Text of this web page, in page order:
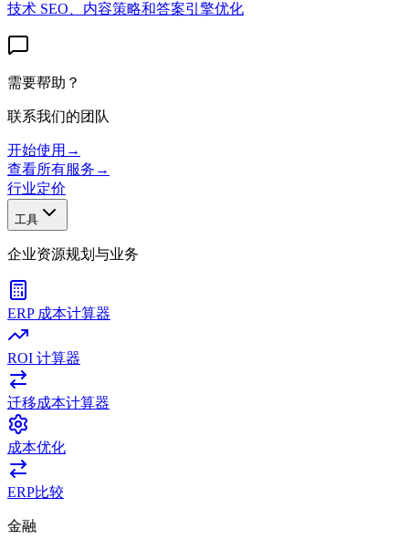
技术 SEO、内容策略和答案引擎优化
需要帮助？
联系我们的团队
开始使用 →
查看所有服务 →
行业定价
工具
企业资源规划与业务
ERP 成本计算器
ROI 计算器
迁移成本计算器
成本优化
ERP比较
金融